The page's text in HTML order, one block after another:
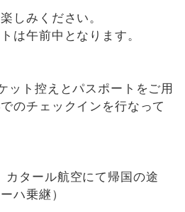
しみください。
は午前中となります。
ット控えとパスポートをご用
のチェックインを行なって
カタール航空にて帰国の途
ハ乗継）